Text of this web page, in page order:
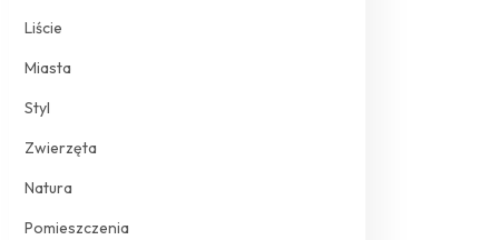
Liście
Miasta
Styl
Zwierzęta
Natura
Pomieszczenia